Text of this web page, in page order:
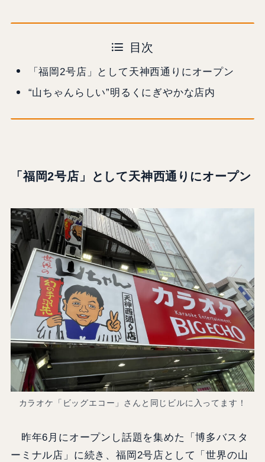
目次
「福岡2号店」として天神西通りにオープン
“山ちゃんらしい”明るくにぎやかな店内
「福岡2号店」として天神西通りにオープン
カラオケ「ビッグエコー」さんと同じビルに入ってます！
昨年6月にオープンし話題を集めた「博多バスタ
ーミナル店」に続き、福岡2号店として「世界の山